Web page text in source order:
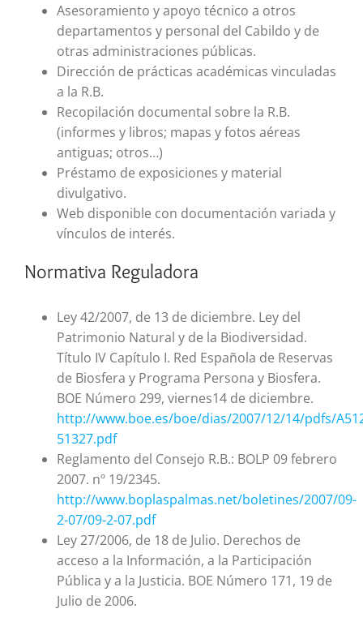
Asesoramiento y apoyo técnico a otros
departamentos y personal del Cabildo y de
otras administraciones públicas.
Dirección de prácticas académicas vinculadas
a la R.B.
Recopilación documental sobre la R.B.
(informes y libros; mapas y fotos aéreas
antiguas; otros…)
Préstamo de exposiciones y material
divulgativo.
Web disponible con documentación variada y
vínculos de interés.
Normativa Reguladora
Ley 42/2007, de 13 de diciembre. Ley del
Patrimonio Natural y de la Biodiversidad.
Título IV Capítulo I. Red Española de Reservas
de Biosfera y Programa Persona y Biosfera.
BOE Número 299, viernes14 de diciembre.
http://www.boe.es/boe/dias/2007/12/14/pdfs/
51327.pdf
Reglamento del Consejo R.B.: BOLP 09 febrero
2007. nº 19/2345.
http://www.boplaspalmas.net/boletines/2007/09-
2-07/09-2-07.pdf
Ley 27/2006, de 18 de Julio. Derechos de
acceso a la Información, a la Participación
Pública y a la Justicia. BOE Número 171, 19 de
Julio de 2006.